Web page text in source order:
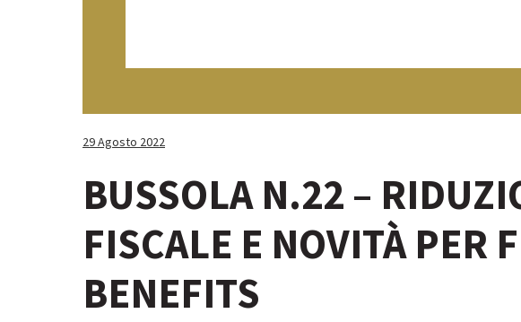
29 Agosto 2022
BUSSOLA N.22 –
FISCALE E NOVITÀ PER
BENEFITS